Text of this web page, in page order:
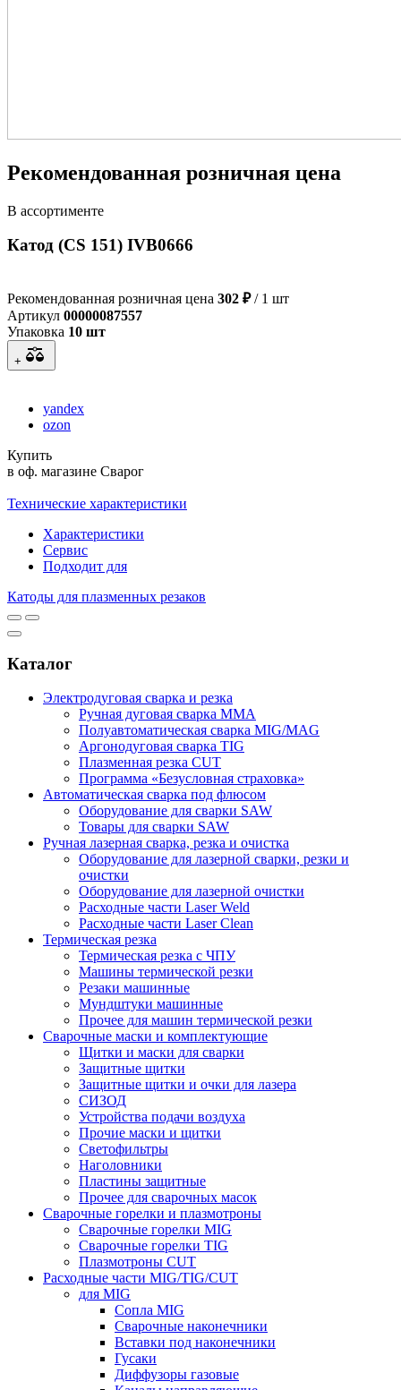
Рекомендованная розничная цена
В ассортименте
Катод (CS 151) IVB0666
Рекомендованная розничная цена 302 ₽/ 1 шт
Артикул 00000087557
Упаковка 10 шт
+
yandex
ozon
Купить
в оф. магазине Сварог
Технические характеристики
Характеристики
Сервис
Подходит для
Катоды для плазменных резаков
Каталог
Электродуговая сварка и резка
Ручная дуговая сварка MMA
Полуавтоматическая сварка MIG/MAG
Аргонодуговая сварка TIG
Плазменная резка CUT
Программа «Безусловная страховка»
Автоматическая сварка под флюсом
Оборудование для сварки SAW
Товары для сварки SAW
Ручная лазерная сварка, резка и очистка
Оборудование для лазерной сварки, резки и
очистки
Оборудование для лазерной очистки
Расходные части Laser Weld
Расходные части Laser Clean
Термическая резка
Термическая резка с ЧПУ
Машины термической резки
Резаки машинные
Мундштуки машинные
Прочее для машин термической резки
Сварочные маски и комплектующие
Щитки и маски для сварки
Защитные щитки
Защитные щитки и очки для лазера
СИЗОД
Устройства подачи воздуха
Прочие маски и щитки
Светофильтры
Наголовники
Пластины защитные
Прочее для сварочных масок
Сварочные горелки и плазмотроны
Сварочные горелки MIG
Сварочные горелки TIG
Плазмотроны CUT
Расходные части MIG/TIG/CUT
для MIG
Сопла MIG
Сварочные наконечники
Вставки под наконечники
Гусаки
Диффузоры газовые